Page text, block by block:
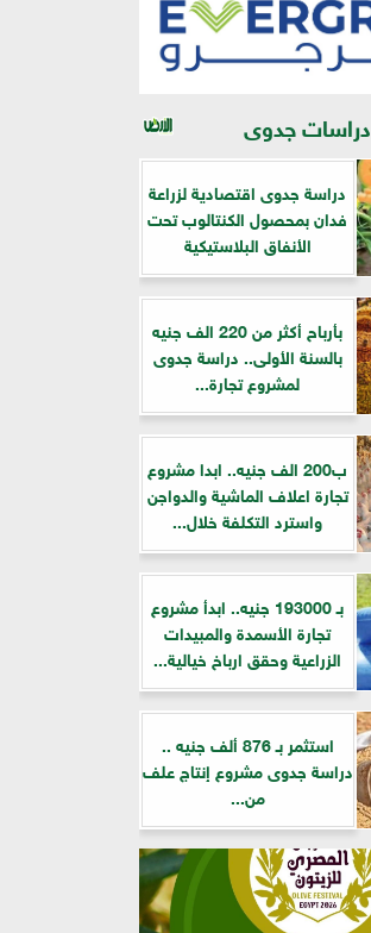
دراسات جدوى
دراسة جدوى اقتصادية لزراعة
فدان بمحصول الكنتالوب تحت
الأنفاق البلاستيكية
بأرباح أكثر من 220 الف جنيه
بالسنة الأولى.. دراسة جدوى
لمشروع تجارة...
ب200 الف جنيه.. ابدا مشروع
تجارة اعلاف الماشية والدواجن
واسترد التكلفة خلال...
بـ 193000 جنيه.. ابدأ مشروع
تجارة الأسمدة والمبيدات
الزراعية وحقق ارباخ خيالية...
استثمر بـ 876 ألف جنيه ..
دراسة جدوى مشروع إنتاج علف
من...